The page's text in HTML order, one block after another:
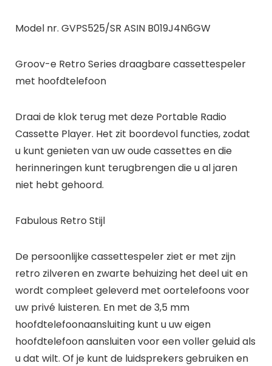
Model nr. GVPS525/SR ASIN B019J4N6GW
Groov-e Retro Series draagbare cassettespeler
met hoofdtelefoon
Draai de klok terug met deze Portable Radio
Cassette Player. Het zit boordevol functies, zodat
u kunt genieten van uw oude cassettes en die
herinneringen kunt terugbrengen die u al jaren
niet hebt gehoord.
Fabulous Retro Stijl
De persoonlijke cassettespeler ziet er met zijn
retro zilveren en zwarte behuizing het deel uit en
wordt compleet geleverd met oortelefoons voor
uw privé luisteren. En met de 3,5 mm
hoofdtelefoonaansluiting kunt u uw eigen
hoofdtelefoon aansluiten voor een voller geluid als
u dat wilt. Of je kunt de luidsprekers gebruiken en